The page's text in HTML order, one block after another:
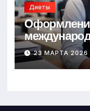
Диеты
23 МАРТА 2026